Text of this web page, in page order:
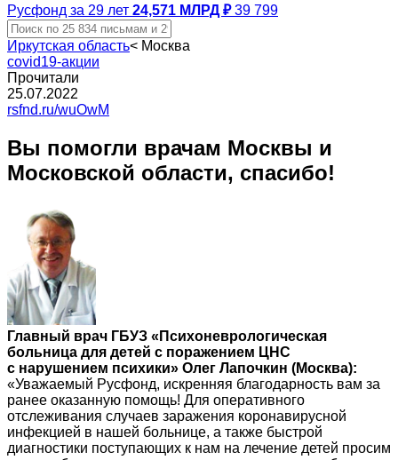
Русфонд за 29 лет 24,571 МЛРД ₽ 39 799
Иркутская область< Москва
covid19-акции
Прочитали
25.07.2022
rsfnd.ru/wuOwM
Вы помогли врачам Москвы и
Московской области, спасибо!
Главный врач ГБУЗ «Психоневрологическая
больница для детей с поражением ЦНС
с нарушением психики» Олег Лапочкин (Москва):
«Уважаемый Русфонд, искренняя благодарность вам за
ранее оказанную помощь! Для оперативного
отслеживания случаев заражения коронавирусной
инфекцией в нашей больнице, а также быстрой
диагностики поступающих к нам на лечение детей просим